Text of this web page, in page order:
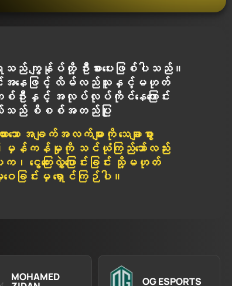
သည် ကျွန်ုပ်တို့ ဦးစားပေးဖြစ်ပါသည်။
င်အနေဖြင့် လိမ်လည်သူနှင့်မဟုတ်
နှင့် အလုပ်လုပ်ကိုင်နေကြောင်း
သည် စိစစ်အတည်ပြု
ာ အချက်အလက်များကို သေချာစွာ
မှန်ကန်မှုကို သင်ယုံကြည်သော်လည်း
ေကြေးလွှဲပြောင်းခြင်း သို့မဟုတ်
ခြင်းမှ ရှောင်ကြဉ်ပါ။
MOHAMED OG ESPORTS